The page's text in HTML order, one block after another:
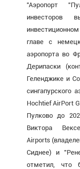
"Аэропорт
инвесторов
главе с
аэропорта во
Дерипаски
Геленджике и
сингапурского
Hochtief AirPort
Пулково до
Виктора
Airports
Сиднее) и
отметил, что